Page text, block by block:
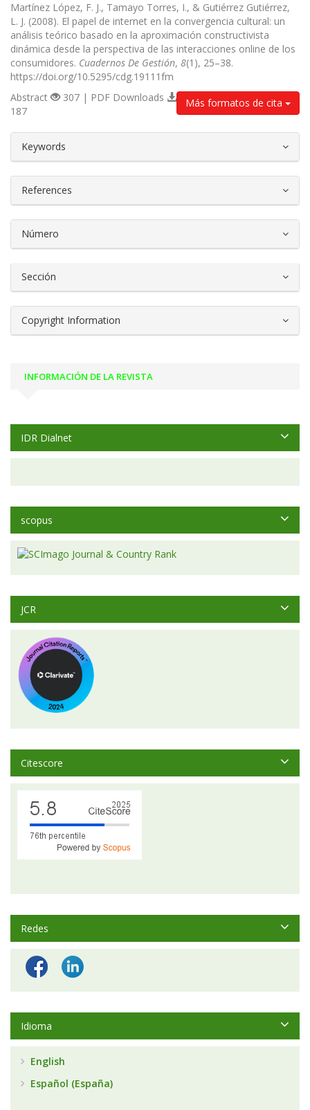
Martínez López, F. J., Tamayo Torres, I., & Gutiérrez Gutiérrez,
L. J. (2008). El papel de internet en la convergencia cultural: un
análisis teórico basado en la aproximación constructivista
dinámica desde la perspectiva de las interacciones online de los
consumidores. Cuadernos De Gestión, 8(1), 25–38.
https://doi.org/10.5295/cdg.19111fm
Más formatos de cita
Abstract
307 | PDF Downloads
187
Keywords
References
Número
Sección
Copyright Information
INFORMACIÓN DE LA REVISTA
IDR Dialnet
scopus
JCR
Citescore
Redes
Idioma
English
Español (España)